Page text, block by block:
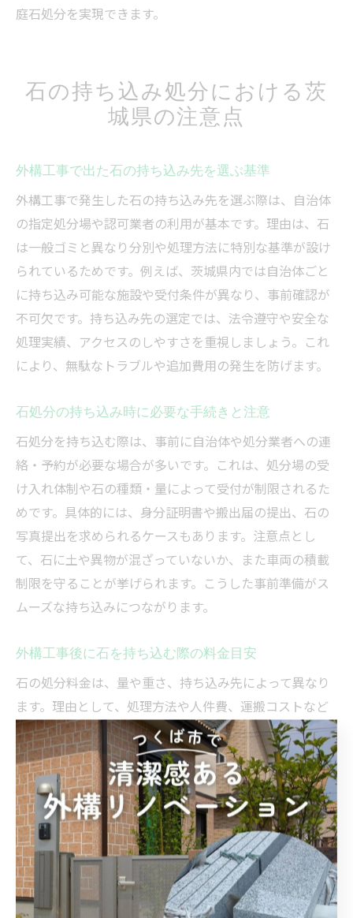
庭石処分を実現できます。
石の持ち込み処分における茨
城県の注意点
外構工事で出た石の持ち込み先を選ぶ基準
外構工事で発生した石の持ち込み先を選ぶ際は、自治体
の指定処分場や認可業者の利用が基本です。理由は、石
は一般ゴミと異なり分別や処理方法に特別な基準が設け
られているためです。例えば、茨城県内では自治体ごと
に持ち込み可能な施設や受付条件が異なり、事前確認が
不可欠です。持ち込み先の選定では、法令遵守や安全な
処理実績、アクセスのしやすさを重視しましょう。これ
により、無駄なトラブルや追加費用の発生を防げます。
石処分の持ち込み時に必要な手続きと注意
石処分を持ち込む際は、事前に自治体や処分業者への連
絡・予約が必要な場合が多いです。これは、処分場の受
け入れ体制や石の種類・量によって受付が制限されるた
めです。具体的には、身分証明書や搬出届の提出、石の
写真提出を求められるケースもあります。注意点とし
て、石に土や異物が混ざっていないか、また車両の積載
制限を守ることが挙げられます。こうした事前準備がス
ムーズな持ち込みにつながります。
外構工事後に石を持ち込む際の料金目安
石の処分料金は、量や重さ、持ち込み先によって異なり
ます。理由として、処理方法や人件費、運搬コストなど
が反映されるためです。茨城県では、自治体施設と民間
業者で料金体系が違うため、事前の見積もり依頼が重要
です。例えば、自治体施設は比較的安価ですが、量やサ
イズに制限があります。民間業者は柔軟な対応が可能で
すが、料金が高くなる場合もあります。納得できる料金
で処分するには、複数の業者に相談することが有効で
す。